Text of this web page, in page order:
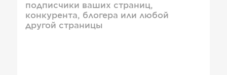
подписчики ваших страниц,
конкурента, блогера или любой
другой страницы